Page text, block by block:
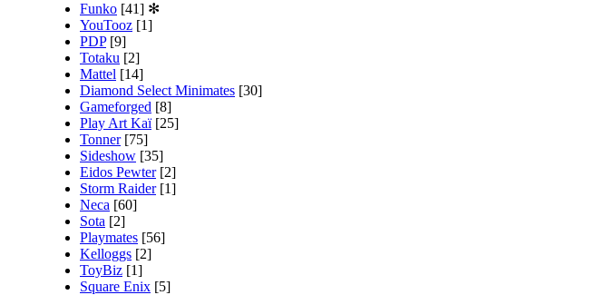
Funko [41] ✻
YouTooz [1]
PDP [9]
Totaku [2]
Mattel [14]
Diamond Select Minimates [30]
Gameforged [8]
Play Art Kaï [25]
Tonner [75]
Sideshow [35]
Eidos Pewter [2]
Storm Raider [1]
Neca [60]
Sota [2]
Playmates [56]
Kelloggs [2]
ToyBiz [1]
Square Enix [5]